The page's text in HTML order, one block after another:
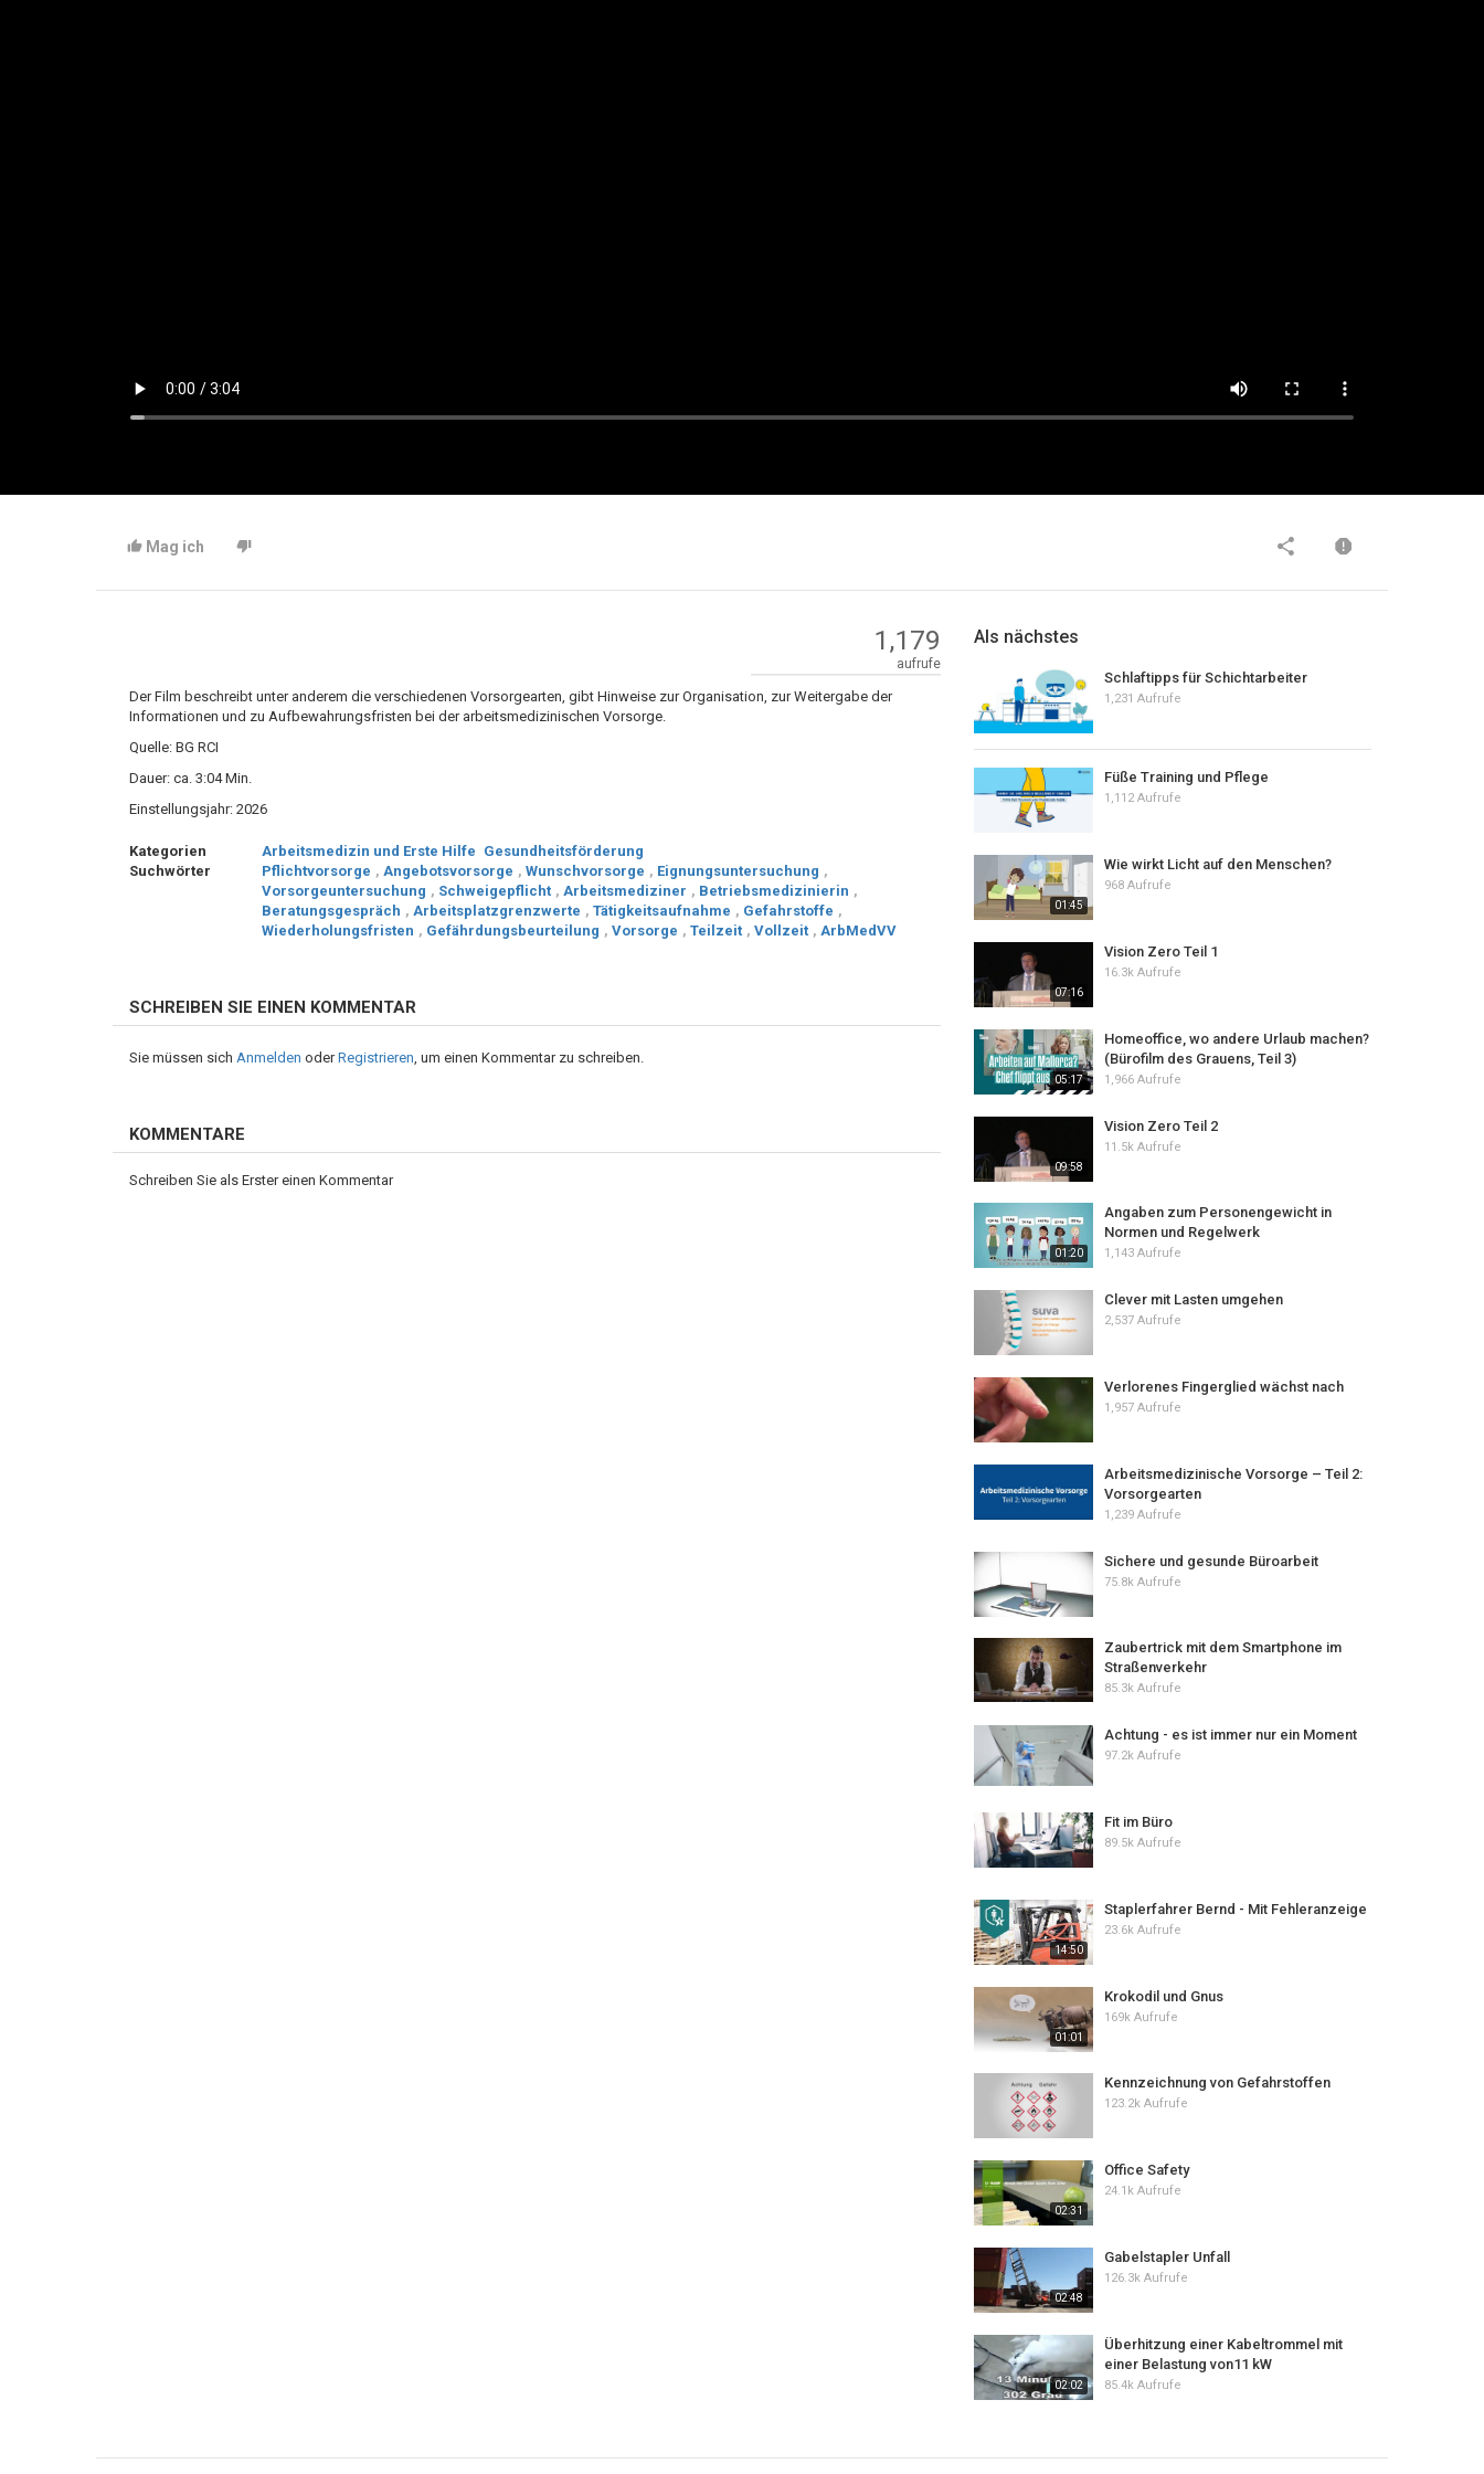
Mag ich
1,179
aufrufe
Der Film beschreibt unter anderem die verschiedenen Vorsorgearten, gibt Hinweise zur Organisation, zur Weitergabe der
Informationen und zu Aufbewahrungsfristen bei der arbeitsmedizinischen Vorsorge.
Quelle: BG RCI
Dauer: ca. 3:04 Min.
Einstellungsjahr: 2026
Kategorien Arbeitsmedizin und Erste Hilfe Gesundheitsförderung
Suchwörter
Pflichtvorsorge , Angebotsvorsorge , Wunschvorsorge , Eignungsuntersuchung ,
Vorsorgeuntersuchung , Schweigepflicht , Arbeitsmediziner , Betriebsmedizinierin ,
Beratungsgespräch , Arbeitsplatzgrenzwerte , Tätigkeitsaufnahme , Gefahrstoffe ,
Wiederholungsfristen , Gefährdungsbeurteilung , Vorsorge , Teilzeit , Vollzeit , ArbMedVV
SCHREIBEN SIE EINEN KOMMENTAR
Sie müssen sich Anmelden oderRegistrieren, um einen Kommentar zu schreiben.
KOMMENTARE
Schreiben Sie als Erster einen Kommentar
Als nächstes
Schlaftipps für Schichtarbeiter
1,231 Aufrufe
Füße Training und Pflege
1,112 Aufrufe
01:45
Wie wirkt Licht auf den Menschen?
968 Aufrufe
07:16
Vision Zero Teil 1
16.3k Aufrufe
05:17
Homeoffice, wo andere Urlaub machen?
(Bürofilm des Grauens, Teil 3)
1,966 Aufrufe
09:58
Vision Zero Teil 2
11.5k Aufrufe
01:20
Angaben zum Personengewicht in
Normen und Regelwerk
1,143 Aufrufe
Clever mit Lasten umgehen
2,537 Aufrufe
Verlorenes Fingerglied wächst nach
1,957 Aufrufe
Arbeitsmedizinische Vorsorge – Teil 2:
Vorsorgearten
1,239 Aufrufe
Sichere und gesunde Büroarbeit
75.8k Aufrufe
Zaubertrick mit dem Smartphone im
Straßenverkehr
85.3k Aufrufe
Achtung - es ist immer nur ein Moment
97.2k Aufrufe
Fit im Büro
89.5k Aufrufe
14:50
Staplerfahrer Bernd - Mit Fehleranzeige
23.6k Aufrufe
01:01
Krokodil und Gnus
169k Aufrufe
Kennzeichnung von Gefahrstoffen
123.2k Aufrufe
02:31
Office Safety
24.1k Aufrufe
02:48
Gabelstapler Unfall
126.3k Aufrufe
02:02
Überhitzung einer Kabeltrommel mit
einer Belastung von11 kW
85.4k Aufrufe